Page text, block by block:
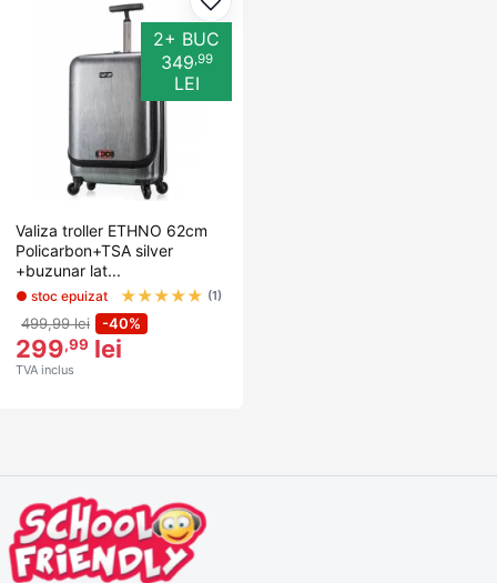
Adaugă la favorite
2+ BUC
349 ,99
LEI
Valiza troller ETHNO 62cm
Policarbon+TSA silver
+buzunar lat...
● stoc epuizat ★★★★★ (1)
499,99 lei -40%
299,99 lei
TVA inclus